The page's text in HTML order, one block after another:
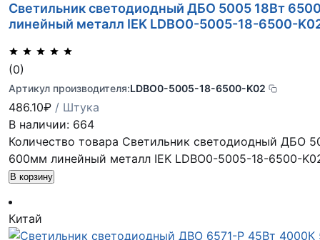
Светильник светодиодный ДБО 5005 18Вт
линейный металл IEK LDBO0-5005-18-6500-
(0)
Артикул производителя:LDBO0-5005-18-6500-K02
486.10₽ / Штука
В наличии: 664
Количество товара Светильник светодиодный ДБО
600мм линейный металл IEK LDBO0-5005-18-6500-
В корзину
Китай